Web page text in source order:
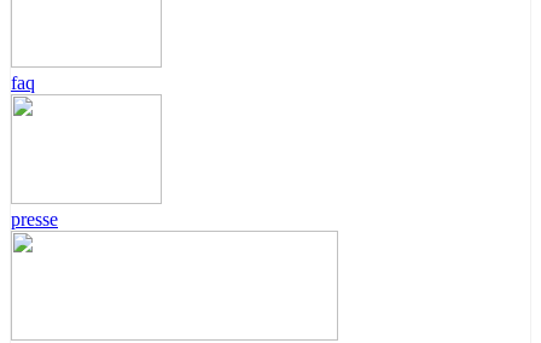
faq
presse